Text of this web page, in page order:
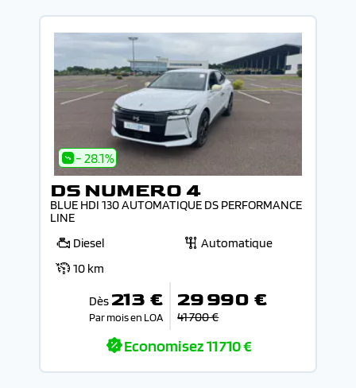
- 28.1%
DS NUMERO 4
BLUE HDI 130 AUTOMATIQUE DS PERFORMANCE
LINE
Diesel
Automatique
10 km
Dès 213 €
Par mois en LOA
29 990 €
41 700 €
Economisez11 710 €